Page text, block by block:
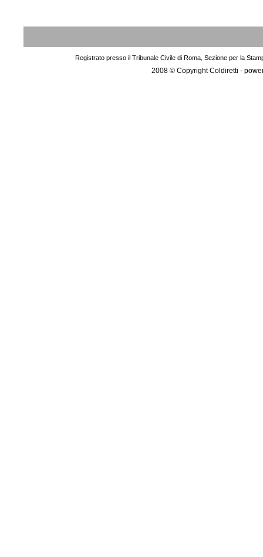
Registrato presso il Tribunale Civile di Roma, Sezione per la
2008 © Copyright Coldiretti -